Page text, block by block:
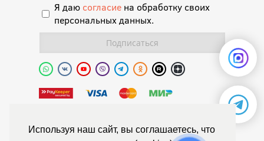
Используя наш сайт, вы соглашаетесь, что
Я даю согласиена обработку своих
персональных данных.
Полиуретановая долина.